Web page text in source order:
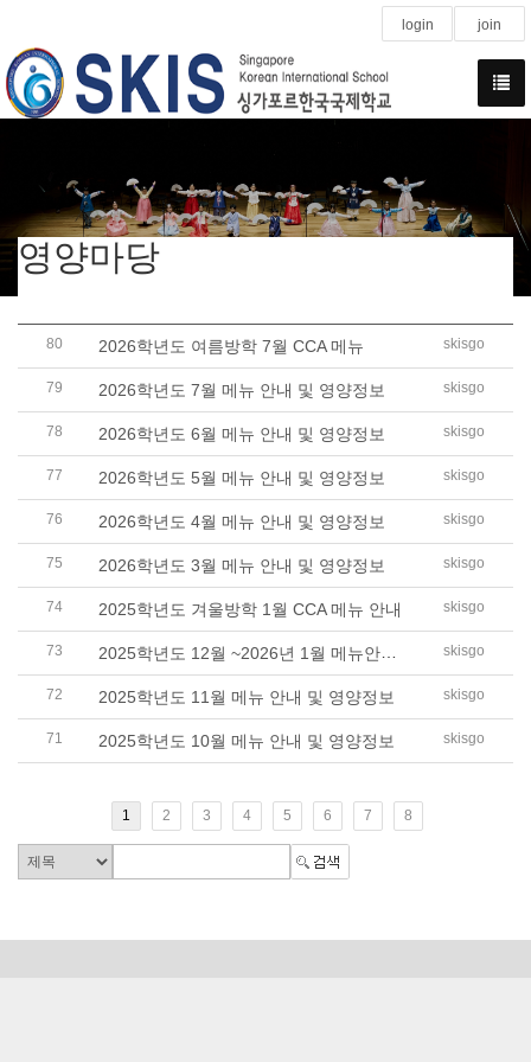
login join
영양마당
80 2026학년도 여름방학 7월 CCA 메뉴 skisgo
79 2026학년도 7월 메뉴 안내 및 영양정보 skisgo
78 2026학년도 6월 메뉴 안내 및 영양정보 skisgo
77 2026학년도 5월 메뉴 안내 및 영양정보 skisgo
76 2026학년도 4월 메뉴 안내 및 영양정보 skisgo
75 2026학년도 3월 메뉴 안내 및 영양정보 skisgo
74 2025학년도 겨울방학 1월 CCA 메뉴 안내 skisgo
73 2025학년도 12월 ~2026년 1월 메뉴안내 및 .. skisgo
72 2025학년도 11월 메뉴 안내 및 영양정보 skisgo
71 2025학년도 10월 메뉴 안내 및 영양정보 skisgo
1 2 3 4 5 6 7 8